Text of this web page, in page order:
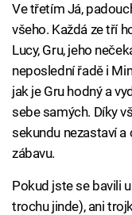
Ve třetím Já,
všeho. Každá ze tří
Lucy, Gru, jeho
neposlední řadě i
jak je Gru hodný a
sebe samých. Díky
sekundu nezastaví a
zábavu.
Pokud jste se bavili
trochu jinde), ani